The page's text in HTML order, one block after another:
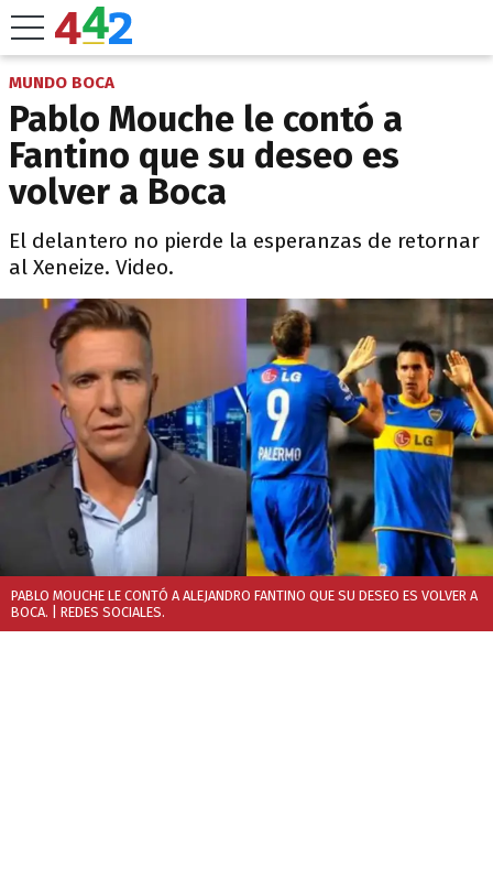
MUNDO BOCA
Pablo Mouche le contó a
Fantino que su deseo es
volver a Boca
El delantero no pierde la esperanzas de retornar
al Xeneize. Video.
PABLO MOUCHE LE CONTÓ A ALEJANDRO FANTINO QUE SU DESEO ES VOLVER A
BOCA. | REDES SOCIALES.